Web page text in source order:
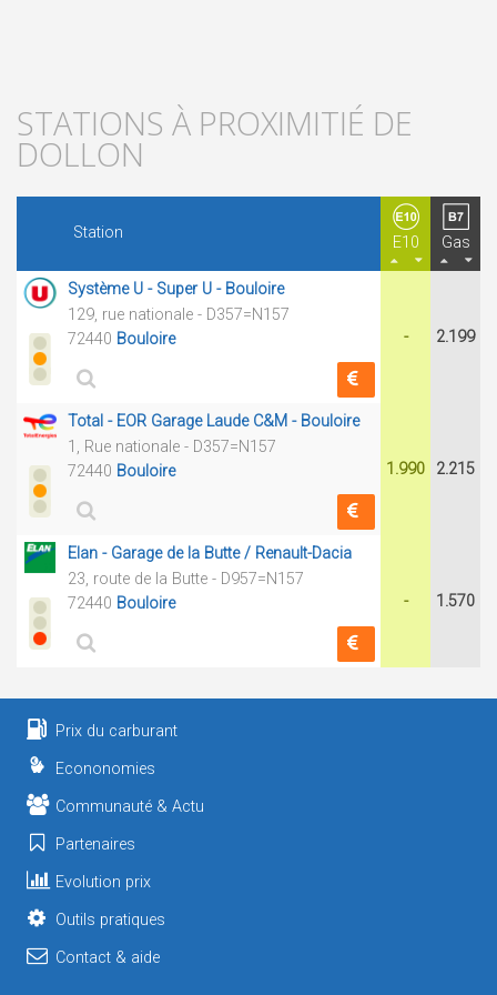
STATIONS À PROXIMITIÉ DE
DOLLON
Station
E10 Gas
Système U - Super U - Bouloire
129, rue nationale - D357=N157
72440 Bouloire - 2.199
Total - EOR Garage Laude C&M - Bouloire
1, Rue nationale - D357=N157
72440 Bouloire 1.990 2.215
Elan - Garage de la Butte / Renault-Dacia
23, route de la Butte - D957=N157
72440 Bouloire - 1.570
Prix du carburant
Econonomies
Communauté & Actu
Partenaires
Evolution prix
Outils pratiques
Contact & aide